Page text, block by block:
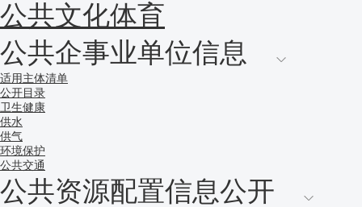
公共文化体育
公共企事业单位信息
适用主体清单
公开目录
卫生健康
供水
供气
环境保护
公共交通
公共资源配置信息公开